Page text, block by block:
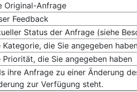
Original-Anfrage
Feedback
Status der Anfrage (siehe
Kategorie, die Sie angegeben
Priorität, die Sie angegeben haben
ihre Anfrage zu einer Änderung
zur Verfügung steht.